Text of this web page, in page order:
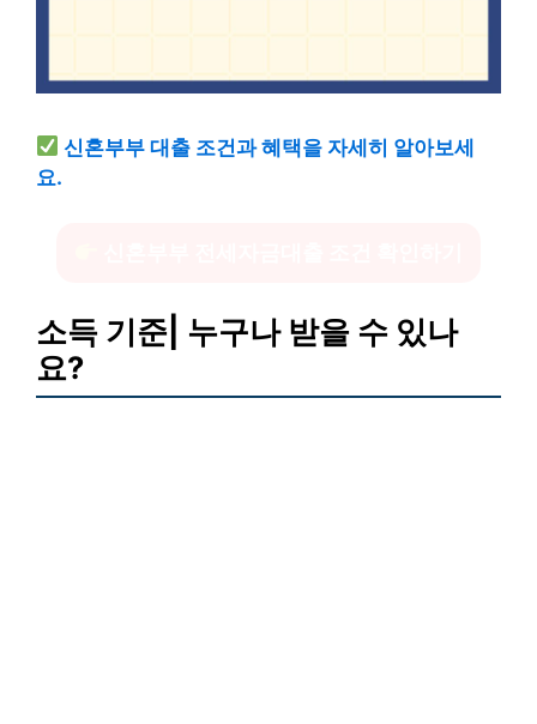
신혼부부 대출 조건과 혜택을 자세히 알아보세
요.
소득 기준| 누구나 받을 수 있나
요?